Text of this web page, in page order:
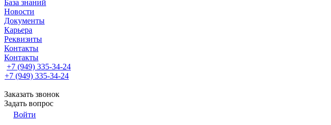
База знаний
Новости
Документы
Карьера
Реквизиты
Контакты
Контакты
+7 (949) 335-34-24
+7 (949) 335-34-24
Заказать звонок
Задать вопрос
Войти